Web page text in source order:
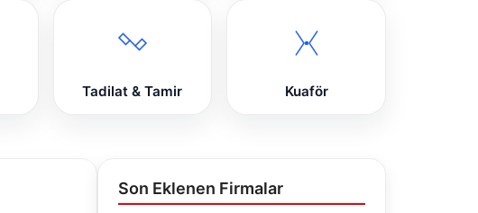
Tadilat & Tamir Kuaför
Son Eklenen Firmalar